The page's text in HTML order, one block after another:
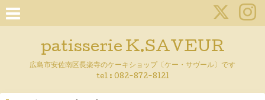
patisserie K.SAVEUR
広島市安佐南区長楽寺のケーキショップ〔ケー・サヴール〕です
tel : 082-872-8121